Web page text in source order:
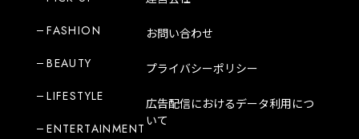
FASHION
BEAUTY
LIFESTYLE
ENTERTAINMENT
お問い合わせ
プライバシーポリシー
広告配信におけるデータ利用につ
いて